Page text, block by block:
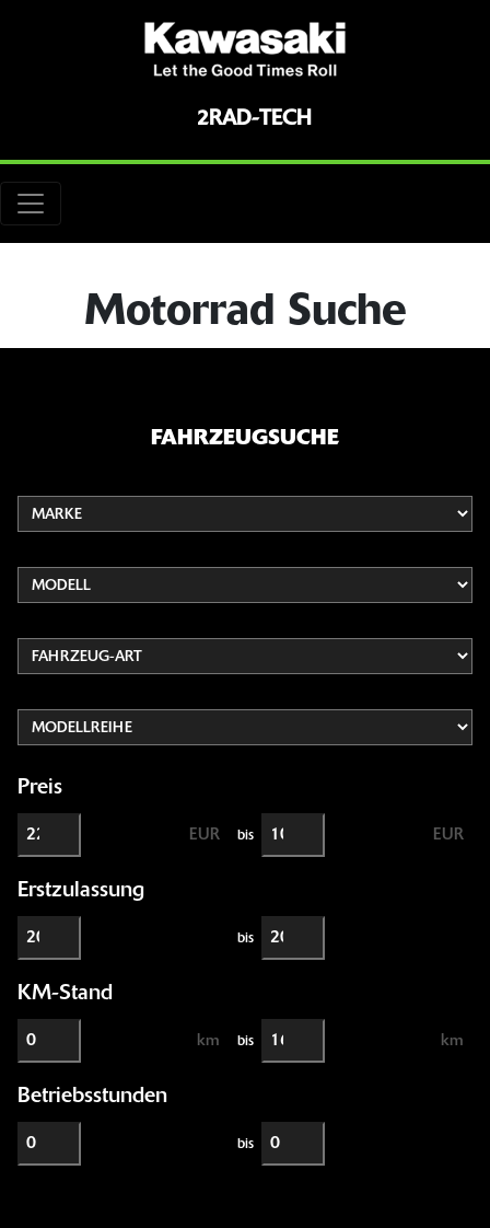
2RAD-TECH
Motorrad Suche
FAHRZEUGSUCHE
Preis
EUR bis EUR
Erstzulassung
bis
KM-Stand
km bis km
Betriebsstunden
bis